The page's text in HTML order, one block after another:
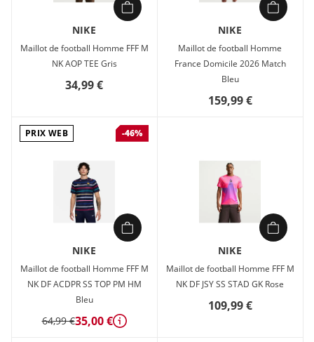
NIKE
Maillot de football Homme FFF M
NK AOP TEE Gris
34,99 €
NIKE
Maillot de football Homme
France Domicile 2026 Match
Bleu
159,99 €
PRIX WEB -46%
NIKE
Maillot de football Homme FFF M
NK DF ACDPR SS TOP PM HM
Bleu
64,99 €35,00 € Détails
NIKE
Maillot de football Homme FFF M
NK DF JSY SS STAD GK Rose
109,99 €